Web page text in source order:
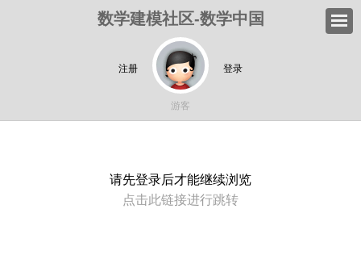
数学建模社区-数学中国
注册 登录
游客
请先登录后才能继续浏览
点击此链接进行跳转